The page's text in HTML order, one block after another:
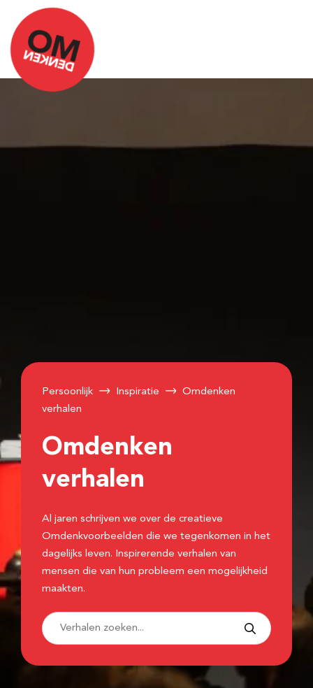
Persoonlijk Inspiratie
Omdenken
verhalen
Omdenken
verhalen
Al jaren schrijven we over de creatieve
Omdenkvoorbeelden die we tegenkomen in het
dagelijks leven. Inspirerende verhalen van
mensen die van hun probleem een mogelijkheid
maakten.